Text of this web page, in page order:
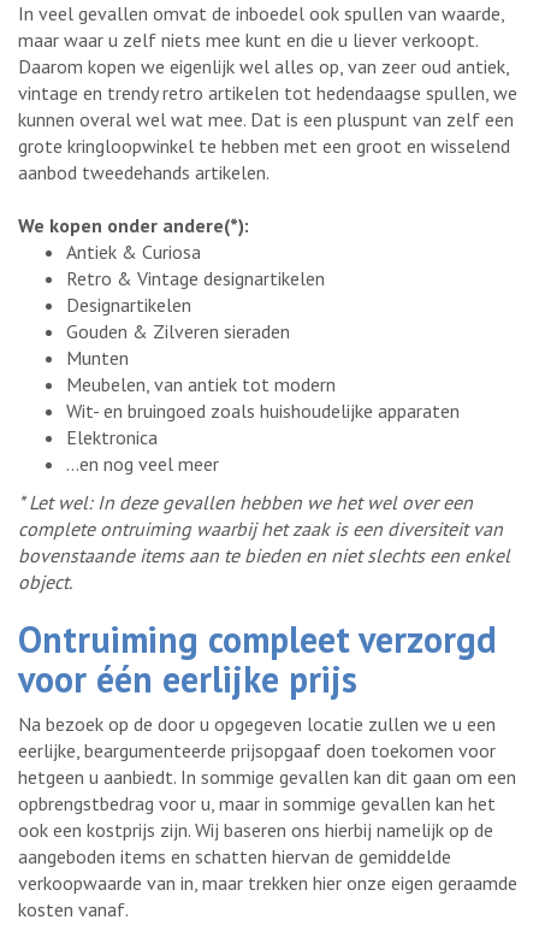
In veel gevallen omvat de inboedel ook spullen van waarde,
maar waar u zelf niets mee kunt en die u liever verkoopt.
Daarom kopen we eigenlijk wel alles op, van zeer oud antiek,
vintage en trendy retro artikelen tot hedendaagse spullen, we
kunnen overal wel wat mee. Dat is een pluspunt van zelf een
grote kringloopwinkel te hebben met een groot en wisselend
aanbod tweedehands artikelen.
We kopen onder andere(*):
Antiek & Curiosa
Retro & Vintage designartikelen
Designartikelen
Gouden & Zilveren sieraden
Munten
Meubelen, van antiek tot modern
Wit- en bruingoed zoals huishoudelijke apparaten
Elektronica
...en nog veel meer
* Let wel: In deze gevallen hebben we het wel over een
complete ontruiming waarbij het zaak is een diversiteit van
bovenstaande items aan te bieden en niet slechts een enkel
object.
Ontruiming compleet verzorgd
voor één eerlijke prijs
Na bezoek op de door u opgegeven locatie zullen we u een
eerlijke, beargumenteerde prijsopgaaf doen toekomen voor
hetgeen u aanbiedt. In sommige gevallen kan dit gaan om een
opbrengstbedrag voor u, maar in sommige gevallen kan het
ook een kostprijs zijn. Wij baseren ons hierbij namelijk op de
aangeboden items en schatten hiervan de gemiddelde
verkoopwaarde van in, maar trekken hier onze eigen geraamde
kosten vanaf.